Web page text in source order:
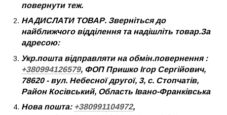
повернути теж.
НАДИСЛАТИ ТОВАР. Зверніться до
найближчого відділення та надішліть товар.За
адресою:
Укр.пошта відправляти на обмін.повернення :
+380994126579, ФОП Пришко Ігор Сергійович,
78620 - вул. Небесної другої, 3, с. Стопчатів,
Район Косівський, Область Івано-Франківська
Нова пошта: +380991104972,